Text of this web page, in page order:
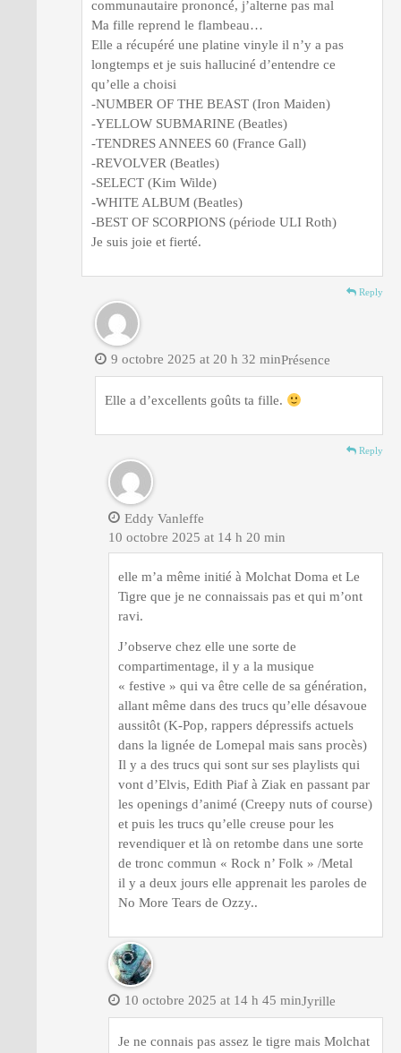
communautaire prononcé, j’alterne pas mal
Ma fille reprend le flambeau…
Elle a récupéré une platine vinyle il n’y a pas
longtemps et je suis halluciné d’entendre ce
qu’elle a choisi
-NUMBER OF THE BEAST (Iron Maiden)
-YELLOW SUBMARINE (Beatles)
-TENDRES ANNEES 60 (France Gall)
-REVOLVER (Beatles)
-SELECT (Kim Wilde)
-WHITE ALBUM (Beatles)
-BEST OF SCORPIONS (période ULI Roth)
Je suis joie et fierté.
Reply
Présence
9 octobre 2025 at 20 h 32 min
Elle a d’excellents goûts ta fille.
Reply
Eddy Vanleffe
10 octobre 2025 at 14 h 20 min
elle m’a même initié à Molchat Doma et Le
Tigre que je ne connaissais pas et qui m’ont
ravi.
J’observe chez elle une sorte de
compartimentage, il y a la musique
« festive » qui va être celle de sa génération,
allant même dans des trucs qu’elle désavoue
aussitôt (K-Pop, rappers dépressifs actuels
dans la lignée de Lomepal mais sans procès)
Il y a des trucs qui sont sur ses playlists qui
vont d’Elvis, Edith Piaf à Ziak en passant par
les openings d’animé (Creepy nuts of course)
et puis les trucs qu’elle creuse pour les
revendiquer et là on retombe dans une sorte
de tronc commun « Rock n’ Folk » /Metal
il y a deux jours elle apprenait les paroles de
No More Tears de Ozzy..
Jyrille
10 octobre 2025 at 14 h 45 min
Je ne connais pas assez le tigre mais Molchat